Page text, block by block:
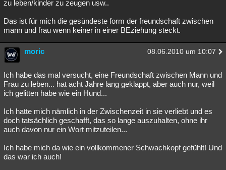
zu leben/kinder zu zeugen usw..
Das ist für mich die gesündeste form der freundschaft zwischen
mann und frau wenn keiner in einer BEziehung steckt.
moric 08.06.2010 um 10:07
Ich habe das mal versucht, eine Freundschaft zwischen Mann und
Frau zu leben... hat acht Jahre lang geklappt, aber auch nur, weil
ich gelitten habe wie ein Hund...
Ich hatte mich nämlich in der Zwischenzeit in sie verliebt und es
doch tatsächlich geschafft, das so lange auszuhalten, ohne ihr
auch davon nur ein Wort mitzuteilen...
Ich habe mich da wie ein vollkommener Schwachkopf gefühlt! Und
das war ich auch!